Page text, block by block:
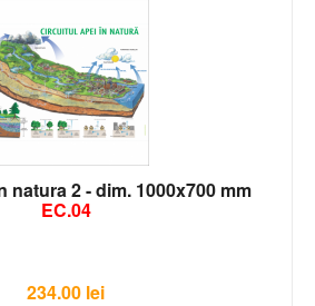
natura 2 - dim. 1000x700 mm
EC.04
234.00 lei